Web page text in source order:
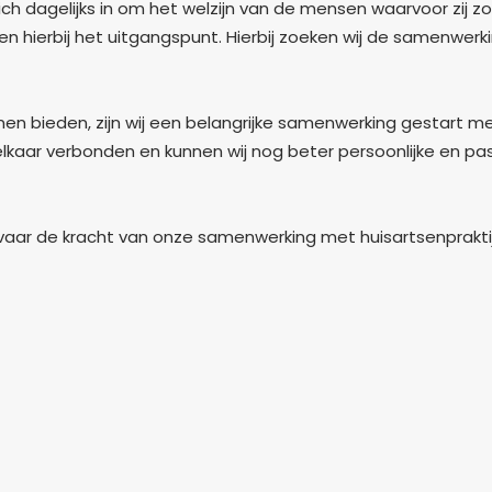
dagelijks in om het welzijn van de mensen waarvoor zij
hierbij het uitgangspunt. Hierbij zoeken wij de
bieden, zijn wij een belangrijke samenwerking gestart
verbonden en kunnen wij nog beter persoonlijke en
de kracht van onze samenwerking met